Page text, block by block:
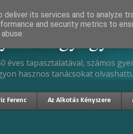
éves tapasztalatával, számos
hasznos tanácsokat
Ferenc Az Alkotás Kényszere
its services and to analyze
and security metrics to